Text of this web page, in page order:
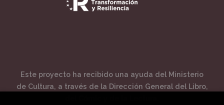
Este proyecto ha recibido una ayuda del Ministerio
de Cultura, a través de la Dirección General del Libro,